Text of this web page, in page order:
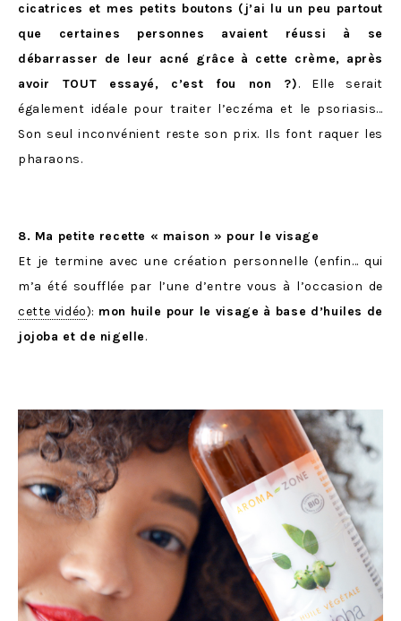
cicatrices et mes petits boutons (j’ai lu un peu partout
que certaines personnes avaient réussi à se
débarrasser de leur acné grâce à cette crème, après
avoir TOUT essayé, c’est fou non ?). Elle serait
également idéale pour traiter l’eczéma et le psoriasis…
Son seul inconvénient reste son prix. Ils font raquer les
pharaons.
8. Ma petite recette « maison » pour le visage
Et je termine avec une création personnelle (enfin… qui
m’a été soufflée par l’une d’entre vous à l’occasion de
cette vidéo): mon huile pour le visage à base d’huiles de
jojoba et de nigelle.